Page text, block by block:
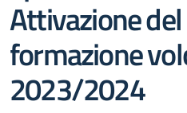
Attivazione
formazione
2023/2024